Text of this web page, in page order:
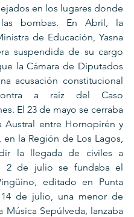
en los lugares donde
las bombas. En Abril, la
de Educación, Yasna
suspendida de su cargo
la Cámara de Diputados
acusación constitucional
a raíz del Caso
El 23 de mayo se cerraba
Austral entre Hornopirén y
en la Región de Los Lagos,
la llegada de civiles a
2 de julio se fundaba el
editado en Punta
14 de julio, una menor de
Música Sepúlveda, lanzaba